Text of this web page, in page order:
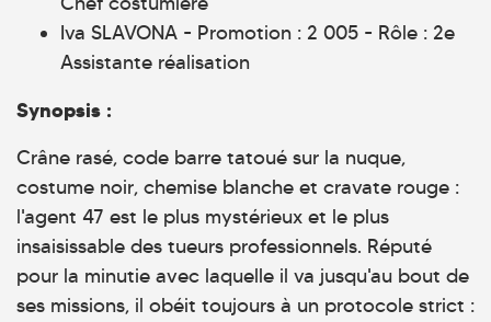
Iva SLAVONA - Promotion : 2 005 - Rôle : 2e
Assistante réalisation
Synopsis :
Crâne rasé, code barre tatoué sur la nuque,
costume noir, chemise blanche et cravate rouge :
l'agent 47 est le plus mystérieux et le plus
insaisissable des tueurs professionnels. Réputé
pour la minutie avec laquelle il va jusqu'au bout de
ses missions, il obéit toujours à un protocole strict :